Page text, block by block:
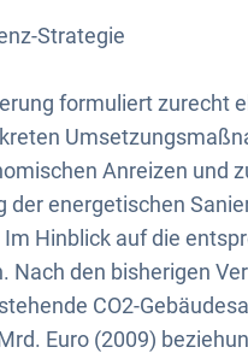
Strategie
formuliert zurecht
Anreizen und
der energetischen
Hinblick auf die
Nach den bisherigen
CO2-
Euro (2009)